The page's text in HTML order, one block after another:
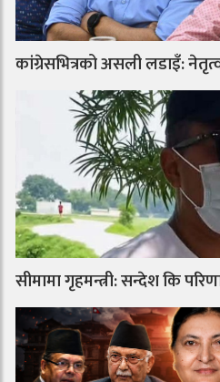
कांग्रेसभित्रको असली लडाइँ:
सीमामा गृहमन्त्री: सन्देश कि